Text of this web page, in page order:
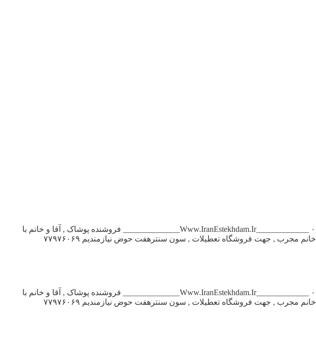
استخدام فروشنده پوشاک در تهران تعدادی فروشنده ماهر , جهت کار مانتو زنانه , مجتمع کوروش ۰۹۱۲۲۸۵۵۸۹۸ _____________Www.IranEstekhdam.Ir______________ فروشنده پوشاک , آقا و خانم با
تجربه کاری , (محدوده افسریه) ۳۳۱۴۶۸۶۵ _____________Www.IranEstekhdam.Ir______________ فروشنده خانم مجرب , جهت فروشگاه تعطیلات , سون سنترهفت حوض نیازمندیم ۷۷۹۷۶۰۶۹
استخدام فروشنده پوشاک در تهران تعدادی فروشنده ماهر , جهت کار مانتو زنانه , مجتمع کوروش ۰۹۱۲۲۸۵۵۸۹۸ _____________Www.IranEstekhdam.Ir______________ فروشنده پوشاک , آقا و خانم با
تجربه کاری , (محدوده افسریه) ۳۳۱۴۶۸۶۵ _____________Www.IranEstekhdam.Ir______________ فروشنده خانم مجرب , جهت فروشگاه تعطیلات , سون سنترهفت حوض نیازمندیم ۷۷۹۷۶۰۶۹